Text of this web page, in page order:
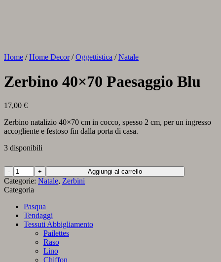
Home / Home Decor / Oggettistica / Natale
Zerbino 40×70 Paesaggio Blu
17,00 €
Zerbino natalizio 40×70 cm in cocco, spesso 2 cm, per un ingresso
accogliente e festoso fin dalla porta di casa.
3 disponibili
Zerbino
40x70
Paesaggio
quantità
Aggiungi al carrello
Categorie: Natale, Zerbini
Categoria
Pasqua
Tendaggi
Tessuti Abbigliamento
Pailettes
Raso
Lino
Chiffon